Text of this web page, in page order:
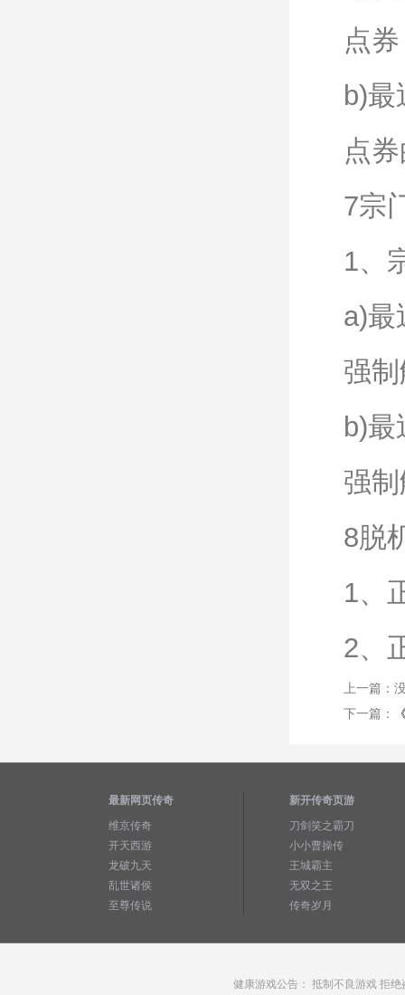
点
b)
点
7宗
1、
a)最
强
b)
强
8脱
1、
2、
上一篇：
下一篇：
最新网页传奇
维京传奇
开天西游
龙破九天
乱世诸侯
至尊传说
新开传奇页游
刀剑笑之霸刀
小小曹操传
王城霸主
无双之王
传奇岁月
健康游戏公告： 抵制不良游戏 拒